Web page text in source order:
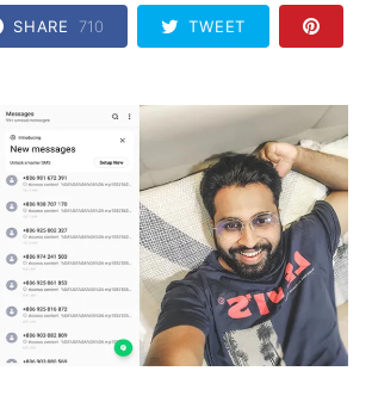
SHARE 710 TWEET